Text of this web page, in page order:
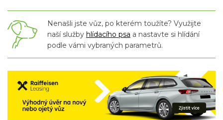
Nenašli jste vůz, po kterém toužíte? Využijte
naší služby hlídacího psa a nastavte si hlídání
podle vámi vybraných parametrů.